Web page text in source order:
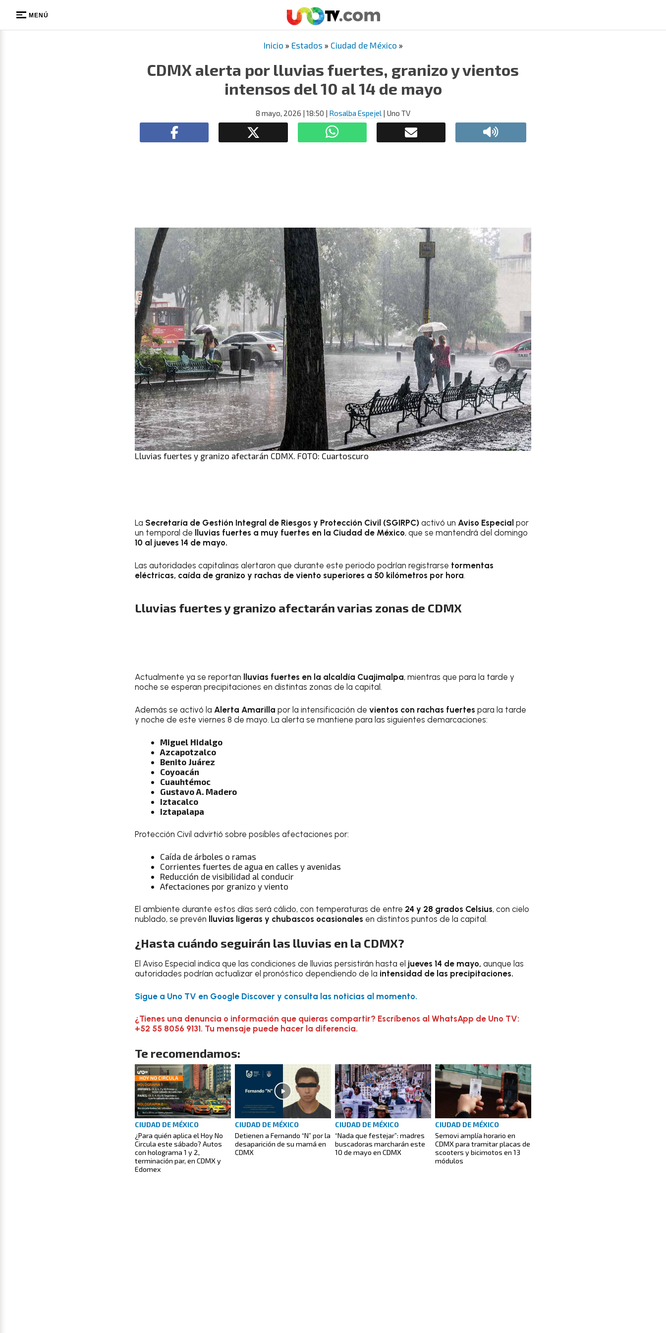
MENÚ
Inicio » Estados » Ciudad de México »
CDMX alerta por lluvias fuertes, granizo y vientos
intensos del 10 al 14 de mayo
8 mayo, 2026 | 18:50 | Rosalba Espejel | Uno TV
Lluvias fuertes y granizo afectarán CDMX. FOTO: Cuartoscuro
La Secretaría de Gestión Integral de Riesgos y Protección Civil (SGIRPC) activó un Aviso Especial por
un temporal de
lluvias fuertes a muy fuertes en la Ciudad de México, que se mantendrá del domingo
10 al jueves 14 de mayo.
Las autoridades capitalinas alertaron que durante este periodo podrían registrarse tormentas
eléctricas, caída de granizo y rachas de viento superiores a 50 kilómetros por hora.
Lluvias fuertes y granizo afectarán varias zonas de CDMX
Actualmente ya se reportan lluvias fuertes en la alcaldía Cuajimalpa, mientras que para la tarde y
noche se esperan precipitaciones en distintas zonas de la capital.
Además se activó la Alerta Amarilla por la intensificación de vientos con rachas fuertes para la tarde
y noche de este viernes 8 de mayo. La alerta se mantiene para las siguientes demarcaciones:
Miguel Hidalgo
Azcapotzalco
Benito Juárez
Coyoacán
Cuauhtémoc
Gustavo A. Madero
Iztacalco
Iztapalapa
Protección Civil advirtió sobre posibles afectaciones por:
Caída de árboles o ramas
Corrientes fuertes de agua en calles y avenidas
Reducción de visibilidad al conducir
Afectaciones por granizo y viento
El ambiente durante estos días será cálido, con temperaturas de entre 24 y 28 grados Celsius, con cielo
nublado, se prevén lluvias ligeras y chubascos ocasionales en distintos puntos de la capital.
¿Hasta cuándo seguirán las lluvias en la CDMX?
El Aviso Especial indica que las condiciones de lluvias persistirán hasta el jueves 14 de mayo, aunque las
autoridades podrían actualizar el pronóstico dependiendo de la intensidad de las precipitaciones.
Sigue a Uno TV en Google Discover y consulta las noticias al momento.
¿Tienes una denuncia o información que quieras compartir? Escríbenos al WhatsApp de Uno TV:
+52 55 8056 9131. Tu mensaje puede hacer la diferencia.
Te recomendamos:
CIUDAD DE MÉXICO
¿Para quién aplica el Hoy No
Circula este sábado? Autos
con holograma 1 y 2,
terminación par, en CDMX y
Edomex
CIUDAD DE MÉXICO
Detienen a Fernando “N” por la
desaparición de su mamá en
CDMX
CIUDAD DE MÉXICO
“Nada que festejar”: madres
buscadoras marcharán este
10 de mayo en CDMX
CIUDAD DE MÉXICO
Semovi amplía horario en
CDMX para tramitar placas de
scooters y bicimotos en 13
módulos